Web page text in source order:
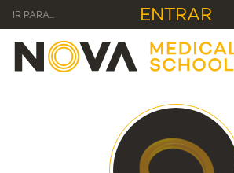
IR PARA... ENTRAR